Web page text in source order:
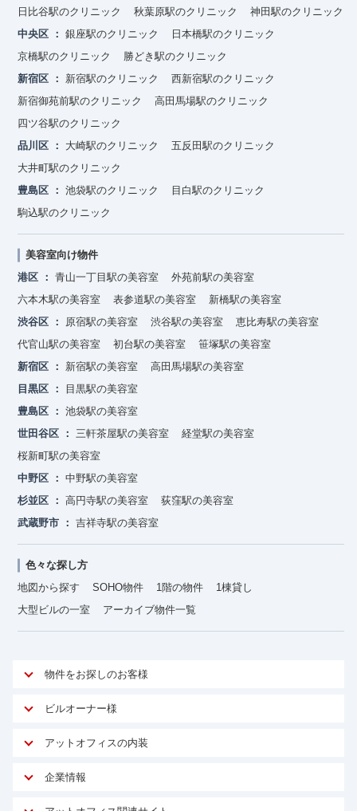
日比谷駅のクリニック
秋葉原駅のクリニック
神田駅のクリニック
中央区
銀座駅のクリニック
日本橋駅のクリニック
京橋駅のクリニック
勝どき駅のクリニック
新宿区
新宿駅のクリニック
西新宿駅のクリニック
新宿御苑前駅のクリニック
高田馬場駅のクリニック
四ツ谷駅のクリニック
品川区
大崎駅のクリニック
五反田駅のクリニック
大井町駅のクリニック
豊島区
池袋駅のクリニック
目白駅のクリニック
駒込駅のクリニック
美容室向け物件
港区
青山一丁目駅の美容室
外苑前駅の美容室
六本木駅の美容室
表参道駅の美容室
新橋駅の美容室
渋谷区
原宿駅の美容室 渋谷駅の美容室
恵比寿駅の美容室
代官山駅の美容室
初台駅の美容室
笹塚駅の美容室
新宿区
新宿駅の美容室
高田馬場駅の美容室
目黒区
目黒駅の美容室
豊島区
池袋駅の美容室
世田谷区
三軒茶屋駅の美容室
経堂駅の美容室
桜新町駅の美容室
中野区
中野駅の美容室
杉並区
高円寺駅の美容室
荻窪駅の美容室
武蔵野市
吉祥寺駅の美容室
色々な探し方
地図から探す
SOHO物件 1階の物件
1棟貸し
大型ビルの一室
アーカイブ物件一覧
物件をお探しのお客様
アットオフィスが選ばれる理由
ご契約者様インタビュー
オフィスお役立ちコラム
ビルオーナー様
オーナー様向けサービス
マイソク作成
アットオフィスの内装
サービス内容
企業情報